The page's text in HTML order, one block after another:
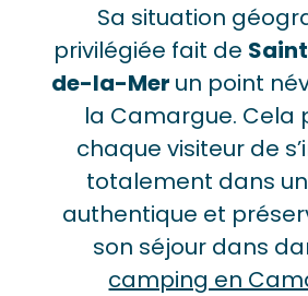
Sa situation
privilégiée fait de
de-la-Mer un point
la Camargue. Cela
chaque visiteur de
totalement dans
authentique et
son séjour dans
camping en